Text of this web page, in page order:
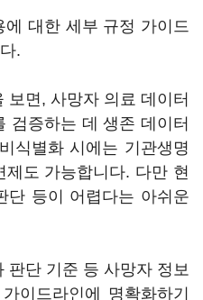
대한 세부 규정 가이드
.
보면, 사망자 의료 데이터
검증하는 데 생존 데이터
식별화 시에는 기관생명
도 가능합니다. 다만 현
단 등이 어렵다는 아쉬운
판단 기준 등 사망자 정보
이드라인에 명확화하기